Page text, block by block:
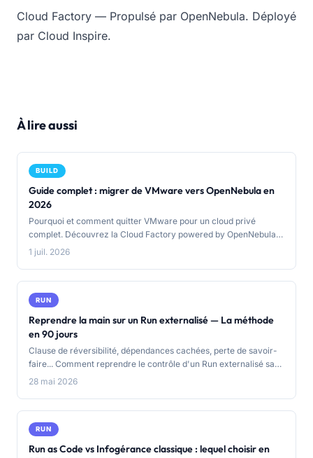
Cloud Factory — Propulsé par OpenNebula. Déployé
par Cloud Inspire.
À lire aussi
BUILD
Guide complet : migrer de VMware vers OpenNebula en
2026
Pourquoi et comment quitter VMware pour un cloud privé
complet. Découvrez la Cloud Factory powered by OpenNebula :
déploiement en 24h, migration simplifiée, et bien plus que de la
1 juil. 2026
RUN
Reprendre la main sur un Run externalisé — La méthode
en 90 jours
Clause de réversibilité, dépendances cachées, perte de savoir-
faire... Comment reprendre le contrôle d'un Run externalisé sans
rupture brutale ? La méthode en 3 phases.
28 mai 2026
RUN
Run as Code vs Infogérance classique : lequel choisir en